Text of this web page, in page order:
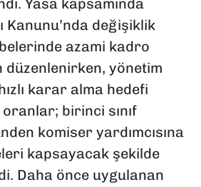
Yasa kapsamında
Kanunu’nda değişiklik
azami kadro
düzenlenirken, yönetim
karar alma hedefi
birinci sınıf
komiser yardımcısına
kapsayacak şekilde
Daha önce uygulanan